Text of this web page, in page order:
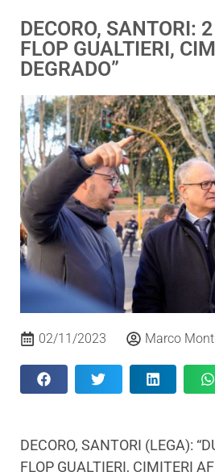
DECORO, SANTORI:
FLOP GUALTIERI,
DEGRADO”
02/11/2023 Marco
DECORO, SANTORI (LEGA):
FLOP GUALTIERI, CIMITERI